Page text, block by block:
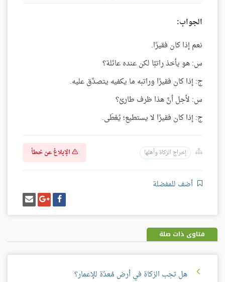
الجواب:
نعم إذا كان فقيرًا.
س: هو يأخذ راتبًا لكن عنده عائلة؟
ج: إذا كان فقيرًا وراتبه ما يكفيه يتصدَّق عليه.
س: لأجل أنَّ هذا ظرف طارئ؟
ج: إذا كان فقيرًا لا يستطيع؛ يُعْطَى.
إخراج الزكاة وأهلها الإبلاغ عن خطأ
أضف للمفضلة
شارك
على
فيسبوك
شارك
على
غوغل
بلس
إرسل
إيميل
فتاوى ذات صلة
هل تجب الزكاة في أرض مُعدّة للإعمار؟